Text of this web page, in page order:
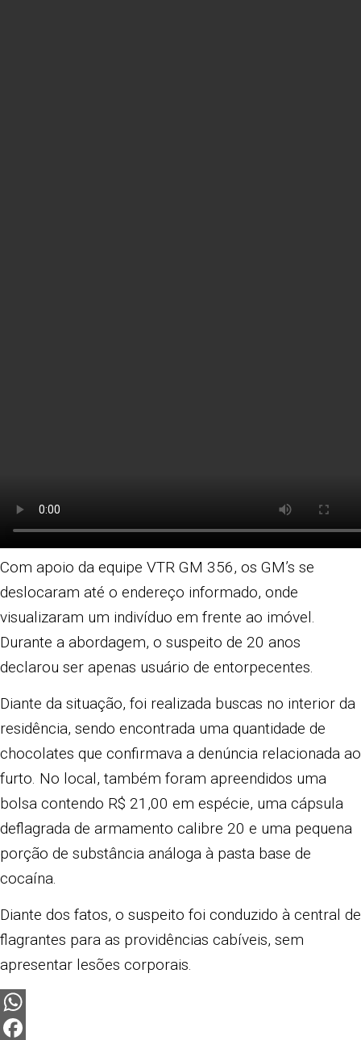
Com apoio da equipe VTR GM 356, os GM’s se
deslocaram até o endereço informado, onde
visualizaram um indivíduo em frente ao imóvel.
Durante a abordagem, o suspeito de 20 anos
declarou ser apenas usuário de entorpecentes.
Diante da situação, foi realizada buscas no interior da
residência, sendo encontrada uma quantidade de
chocolates que confirmava a denúncia relacionada ao
furto. No local, também foram apreendidos uma
bolsa contendo R$ 21,00 em espécie, uma cápsula
deflagrada de armamento calibre 20 e uma pequena
porção de substância análoga à pasta base de
cocaína.
Diante dos fatos, o suspeito foi conduzido à central de
flagrantes para as providências cabíveis, sem
apresentar lesões corporais.
WhatsApp